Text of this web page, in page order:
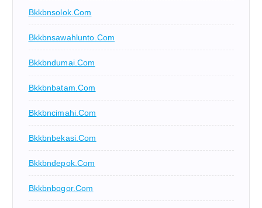
Bkkbnsolok.com
Bkkbnsawahlunto.com
Bkkbndumai.com
Bkkbnbatam.com
Bkkbncimahi.com
Bkkbnbekasi.com
Bkkbndepok.com
Bkkbnbogor.com